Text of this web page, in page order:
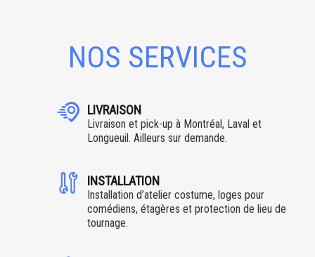
NOS SERVICES
LIVRAISON
Livraison et pick-up à Montréal, Laval et
Longueuil. Ailleurs sur demande.
INSTALLATION
Installation d’atelier costume, loges pour
comédiens, étagères et protection de lieu de
tournage.